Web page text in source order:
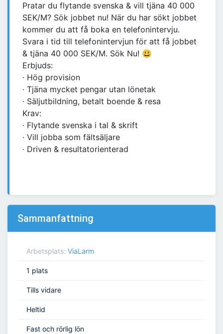
Pratar du flytande svenska & vill tjäna 40 000
SEK/M? Sök jobbet nu! När du har sökt jobbet
kommer du att få boka en telefonintervju.
Svara i tid till telefonintervjun för att få jobbet
& tjäna 40 000 SEK/M. Sök Nu! 😃
Erbjuds:
∙ Hög provision
∙ Tjäna mycket pengar utan lönetak
∙ Säljutbildning, betalt boende & resa
Krav:
∙ Flytande svenska i tal & skrift
∙ Vill jobba som fältsäljare
∙ Driven & resultatorienterad
Sammanfattning
Arbetsplats: ViaLarm
1 plats
Tills vidare
Heltid
Fast och rörlig lön